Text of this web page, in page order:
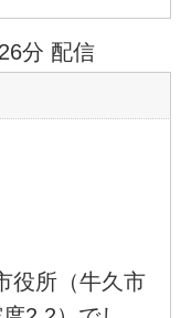
分 配信
役所（牛久市